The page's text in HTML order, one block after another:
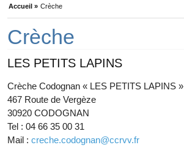
Accueil » Crèche
Crèche
LES PETITS LAPINS
Crèche Codognan « LES PETITS LAPINS »
467 Route de Vergèze
30920 CODOGNAN
Tel : 04 66 35 00 31
Mail : creche.codognan@ccrvv.fr